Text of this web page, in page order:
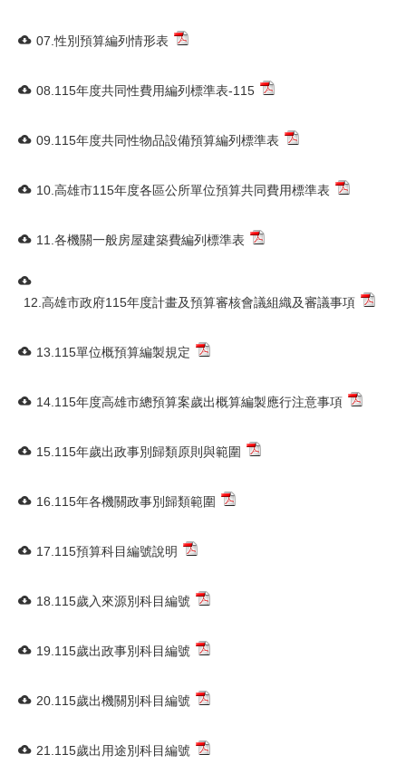
07.性別預算編列情形表
08.115年度共同性費用編列標準表-115
09.115年度共同性物品設備預算編列標準表
10.高雄市115年度各區公所單位預算共同費用標準表
11.各機關一般房屋建築費編列標準表
12.高雄市政府115年度計畫及預算審核會議組織及審議事項
13.115單位概預算編製規定
14.115年度高雄市總預算案歲出概算編製應行注意事項
15.115年歲出政事別歸類原則與範圍
16.115年各機關政事別歸類範圍
17.115預算科目編號說明
18.115歲入來源別科目編號
19.115歲出政事別科目編號
20.115歲出機關別科目編號
21.115歲出用途別科目編號